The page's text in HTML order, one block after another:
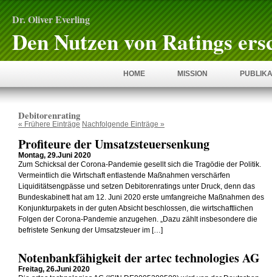
Dr. Oliver Everling
Den Nutzen von Ratings
HOME MISSION
Debitorenrating
« Frühere Einträge Nachfolgende Einträge »
Profiteure der Umsatzsteuersenkung
Montag, 29.Juni 2020
Zum Schicksal der Corona-Pandemie gesellt sich die Tragödie der Politik.
Vermeintlich die Wirtschaft entlastende Maßnahmen verschärfen
Liquiditätsengpässe und setzen Debitorenratings unter Druck, denn das
Bundeskabinett hat am 12. Juni 2020 erste umfangreiche Maßnahmen des
Konjunkturpakets in der guten Absicht beschlossen, die wirtschaftlichen
Folgen der Corona-Pandemie anzugehen. „Dazu zählt insbesondere die
befristete Senkung der Umsatzsteuer im […]
Notenbankfähigkeit der artec technologies AG
Freitag, 26.Juni 2020